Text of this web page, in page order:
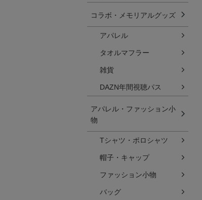
コラボ・メモリアルグッズ
アパレル
タオルマフラー
雑貨
DAZN年間視聴パス
アパレル・ファッション小
物
Tシャツ・ポロシャツ
帽子・キャップ
ファッション小物
バッグ